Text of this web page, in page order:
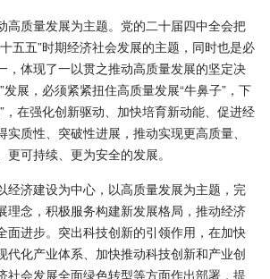
高质量发展为主题。党的二十届四中全会把
五五”时期经济社会发展的主题，同时也是必
，体现了一以贯之推动高质量发展的坚定决
发展，必须紧紧扭住高质量发展“牛鼻子”，下
，在强化创新驱动、加快培育新动能、促进经
质性、突破性进展，推动实现更高质量、
可持续、更为安全的发展。
经济建设为中心，以高质量发展为主题，完
理念，积极服务构建新发展格局，推动经济
面进步。突出科技创新的引领作用，在加快
代化产业体系、加快推动科技创新和产业创
社会发展全面绿色转型等方面作出部署，提